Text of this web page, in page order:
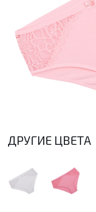
ДРУГИЕ ЦВЕТА